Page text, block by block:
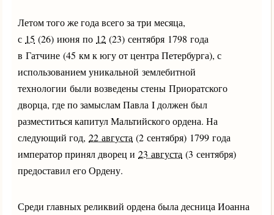
Летом того же года всего за три месяца,
с 15 (26) июня по 12 (23) сентября 1798 года
в Гатчине (45 км к югу от центра Петербурга), с
использованием уникальной землебитной
технологии были возведены стены Приоратского
дворца, где по замыслам Павла I должен был
разместиться капитул Мальтийского ордена. На
следующий год, 22 августа (2 сентября) 1799 года
император принял дворец и 23 августа (3 сентября)
предоставил его Ордену.
Среди главных реликвий ордена была десница Иоанна